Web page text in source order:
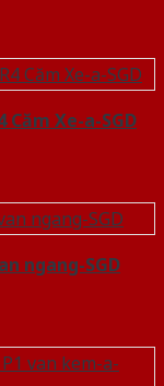
Căm Xe-a-SGD
ngang-SGD